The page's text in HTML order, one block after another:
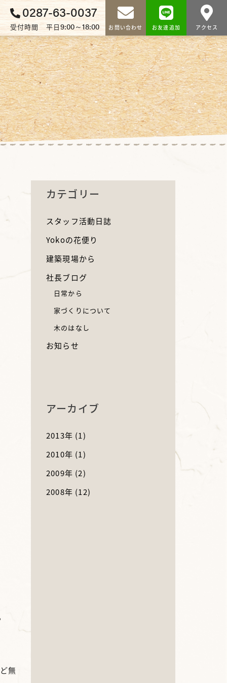
0287-63-0037
受付時間 平日9:00～18:00 お問い合わせ お友達追加 アクセス
無
カテゴリー
スタッフ活動日誌
Yokoの花便り
建築現場から
社長ブログ
日常から
家づくりについて
木のはなし
お知らせ
アーカイブ
2013年 (1)
2010年 (1)
2009年 (2)
2008年 (12)